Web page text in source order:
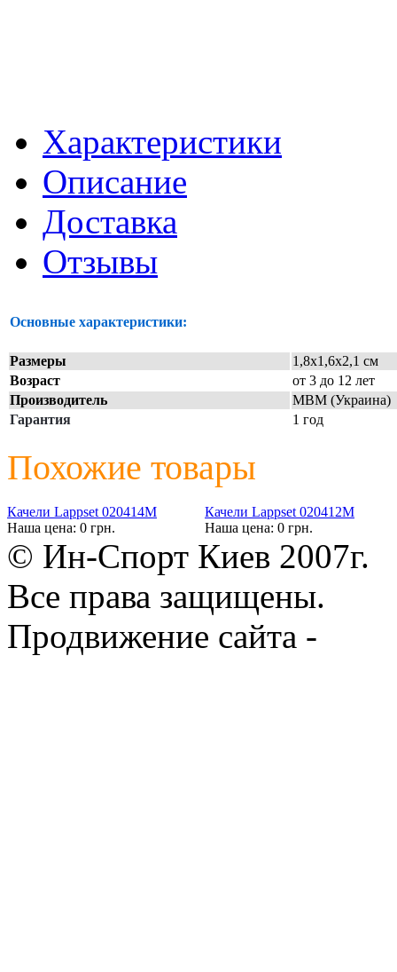
Характеристики
Описание
Доставка
Отзывы
Основные характеристики:
Размеры
1,8х1,6х2,1 см
Возраст
от 3 до 12 лет
Производитель
МВМ (Украина)
Гарантия
1 год
Похожие товары
Качели Lappset 020414M
Наша цена: 0 грн.
Качели Lappset 020412M
Наша цена: 0 грн.
© Ин-Спорт Киев 2007г.
Все права защищены.
Продвижение сайта -